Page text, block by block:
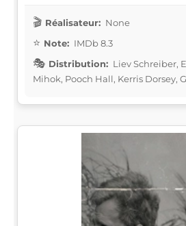
Réalisateur: None
Note: IMDb 8.3
Distribution: Liev Schreiber,
Mihok, Pooch Hall, Kerris Dorsey,